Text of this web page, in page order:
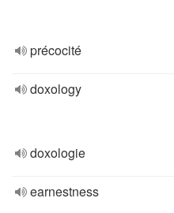
précocité
doxology
doxologie
earnestness